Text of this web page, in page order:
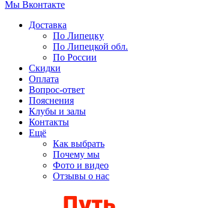
Мы Вконтакте
Доставка
По Липецку
По Липецкой обл.
По России
Скидки
Оплата
Вопрос-ответ
Пояснения
Клубы и залы
Контакты
Ещё
Как выбрать
Почему мы
Фото и видео
Отзывы о нас